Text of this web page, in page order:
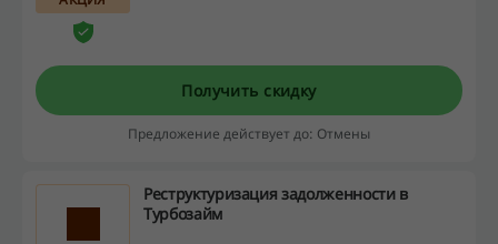
сейчас!
Получить скидку
Предложение действует до: Отмены
Реструктуризация задолженности в
Турбозайм